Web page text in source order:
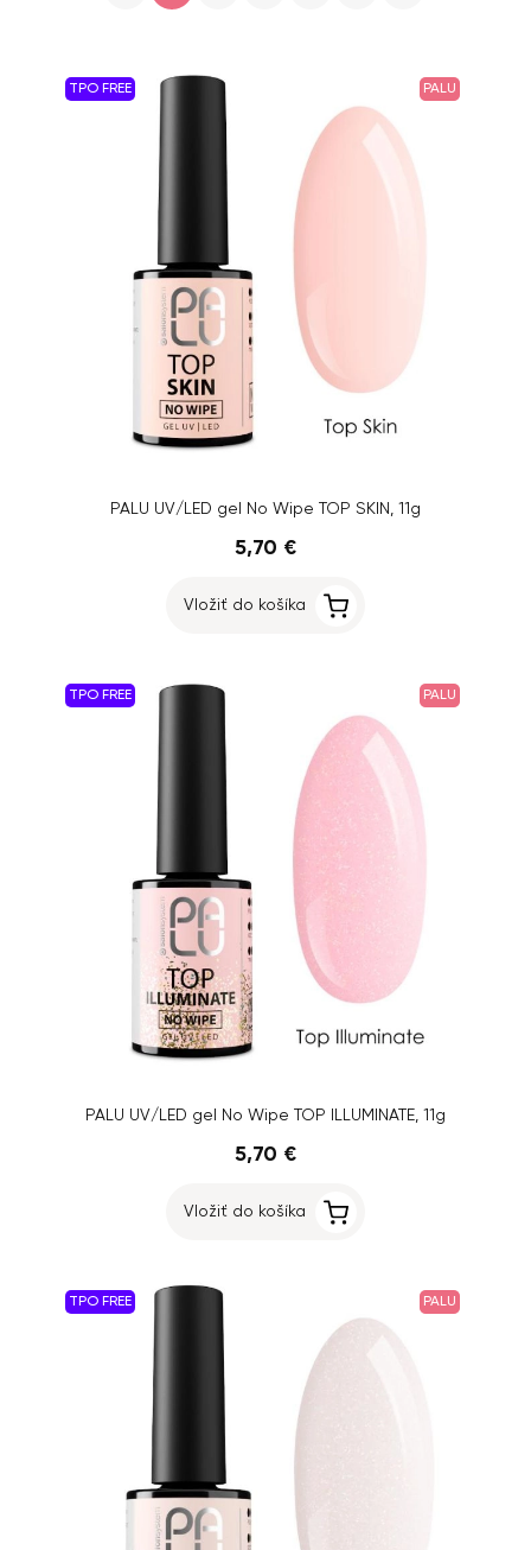
TPO FREE PALU
PALU UV/LED gel No Wipe TOP SKIN, 11g
5,70 €
Vložiť do košíka
TPO FREE PALU
PALU UV/LED gel No Wipe TOP ILLUMINATE, 11g
5,70 €
Vložiť do košíka
TPO FREE PALU